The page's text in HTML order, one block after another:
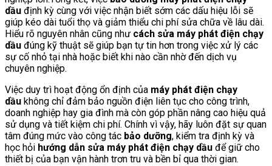
dầu định kỳ cùng với việc nhận biết sớm các dấu hiệu lỗi sẽ
giúp kéo dài tuổi thọ và giảm thiểu chi phí sửa chữa về lâu dài.
Hiểu rõ nguyên nhân cũng như cách sửa máy phát điện chạy
dầu đúng kỹ thuật sẽ giúp bạn tự tin hơn trong việc xử lý các
sự cố nhỏ tại nhà hoặc biết khi nào cần nhờ đến dịch vụ
chuyên nghiệp.
Việc duy trì hoạt động ổn định của máy phát điện chạy
dầu không chỉ đảm bảo nguồn điện liên tục cho công trình,
doanh nghiệp hay gia đình mà còn góp phần nâng cao hiệu quả
sử dụng và tiết kiệm chi phí. Chính vì vậy, hãy luôn đặt sự quan
tâm đúng mức vào công tác bảo dưỡng, kiểm tra định kỳ và
học hỏi hướng dẫn sửa máy phát điện chạy dầu để giữ cho
thiết bị của bạn vận hành trơn tru và bền bỉ qua thời gian.